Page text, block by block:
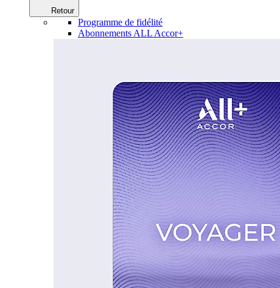
Retour
Programme de fidélité
Abonnements ALL Accor+